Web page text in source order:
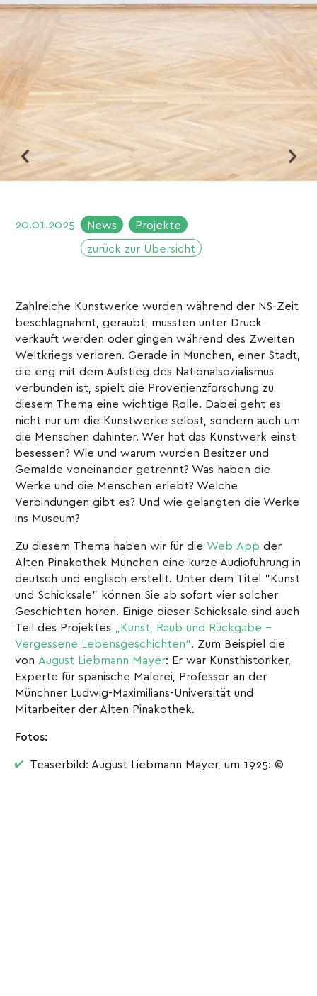
20.01.2025 News
Projekte
zurück zur Übersicht
Zahlreiche Kunstwerke wurden während der NS-Zeit
beschlagnahmt, geraubt, mussten unter Druck
verkauft werden oder gingen während des Zweiten
Weltkriegs verloren. Gerade in München, einer Stadt,
die eng mit dem Aufstieg des Nationalsozialismus
verbunden ist, spielt die Provenienzforschung zu
diesem Thema eine wichtige Rolle. Dabei geht es
nicht nur um die Kunstwerke selbst, sondern auch um
die Menschen dahinter. Wer hat das Kunstwerk einst
besessen? Wie und warum wurden Besitzer und
Gemälde voneinander getrennt? Was haben die
Werke und die Menschen erlebt? Welche
Verbindungen gibt es? Und wie gelangten die Werke
ins Museum?
Zu diesem Thema haben wir für die Web-App der
Alten Pinakothek München eine kurze Audioführung in
deutsch und englisch erstellt. Unter dem Titel "Kunst
und Schicksale" können Sie ab sofort vier solcher
Geschichten hören. Einige dieser Schicksale sind auch
Teil des Projektes
„Kunst, Raub und Rückgabe –
Vergessene Lebensgeschichten“. Zum Beispiel die
von August Liebmann Mayer: Er war Kunsthistoriker,
Experte für spanische Malerei, Professor an der
Münchner Ludwig-Maximilians-Universität und
Mitarbeiter der Alten Pinakothek.
Fotos:
Teaserbild: August Liebmann Mayer, um 1925: ©